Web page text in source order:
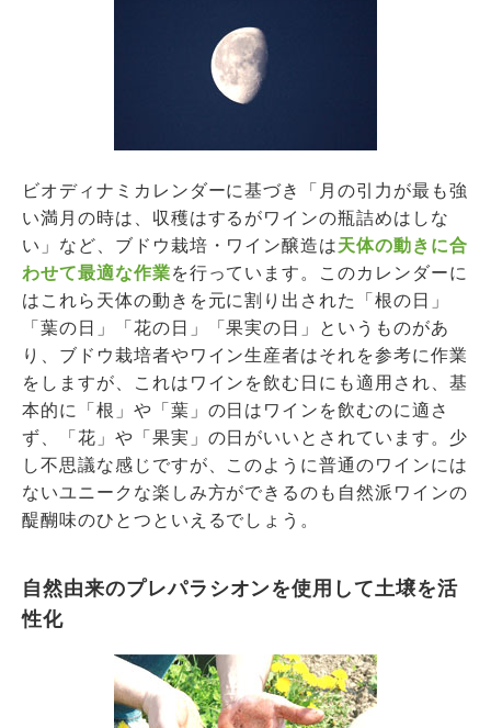
ビオディナミカレンダーに基づき「月の引力が最も強
い満月の時は、収穫はするがワインの瓶詰めはしな
い」など、ブドウ栽培・ワイン醸造は天体の動きに合
わせて最適な作業を行っています。このカレンダーに
はこれら天体の動きを元に割り出された「根の日」
「葉の日」「花の日」「果実の日」というものがあ
り、ブドウ栽培者やワイン生産者はそれを参考に作業
をしますが、これはワインを飲む日にも適用され、基
本的に「根」や「葉」の日はワインを飲むのに適さ
ず、「花」や「果実」の日がいいとされています。少
し不思議な感じですが、このように普通のワインには
ないユニークな楽しみ方ができるのも自然派ワインの
醍醐味のひとつといえるでしょう。
自然由来のプレパラシオンを使用して土壌を活
性化